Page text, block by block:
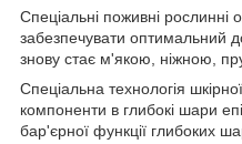
Спеціальні поживні рослинні
забезпечувати оптимальний
знову стає м'якою, ніжною,
Спеціальна технологія
компоненти в глибокі шари
бар'єрної функції глибоких